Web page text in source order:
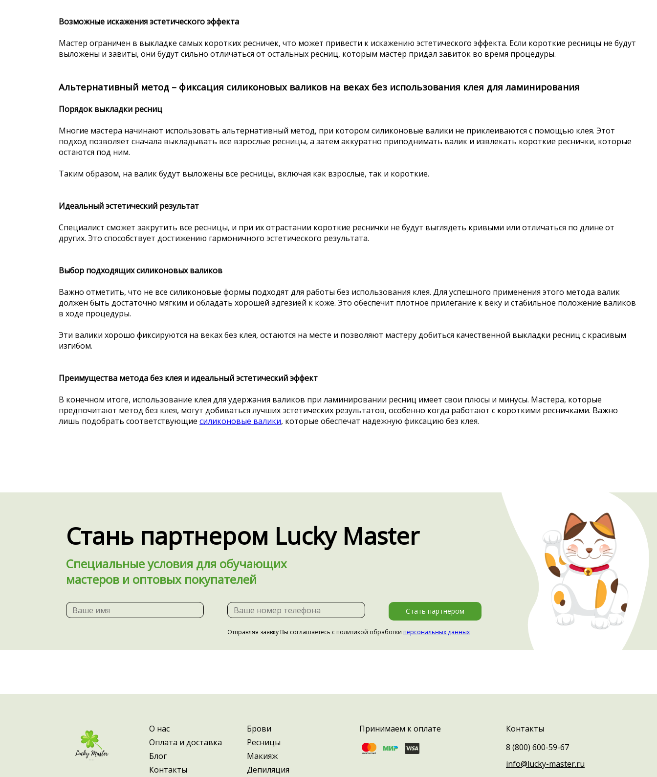
Возможные искажения эстетического эффекта
Мастер ограничен в выкладке самых коротких ресничек, что может привести к искажению эстетического эффекта. Если короткие ресницы не будут
выложены и завиты, они будут сильно отличаться от остальных ресниц, которым мастер придал завиток во время процедуры.
Альтернативный метод – фиксация силиконовых валиков на веках без использования клея для ламинирования
Порядок выкладки ресниц
Многие мастера начинают использовать альтернативный метод, при котором силиконовые валики не приклеиваются с помощью клея. Этот
подход позволяет сначала выкладывать все взрослые ресницы, а затем аккуратно приподнимать валик и извлекать короткие реснички, которые
остаются под ним.
Таким образом, на валик будут выложены все ресницы, включая как взрослые, так и короткие.
Идеальный эстетический результат
Специалист сможет закрутить все ресницы, и при их отрастании короткие реснички не будут выглядеть кривыми или отличаться по длине от
других. Это способствует достижению гармоничного эстетического результата.
Выбор подходящих силиконовых валиков
Важно отметить, что не все силиконовые формы подходят для работы без использования клея. Для успешного применения этого метода валик
должен быть достаточно мягким и обладать хорошей адгезией к коже. Это обеспечит плотное прилегание к веку и стабильное положение валиков
в ходе процедуры.
Эти валики хорошо фиксируются на веках без клея, остаются на месте и позволяют мастеру добиться качественной выкладки ресниц с красивым
изгибом.
Преимущества метода без клея и идеальный эстетический эффект
В конечном итоге, использование клея для удержания валиков при ламинировании ресниц имеет свои плюсы и минусы. Мастера, которые
предпочитают метод без клея, могут добиваться лучших эстетических результатов, особенно когда работают с короткими ресничками. Важно
лишь подобрать соответствующие силиконовые валики, которые обеспечат надежную фиксацию без клея.
Стань партнером Lucky Master
Специальные условия для обучающих
мастеров и оптовых покупателей
Стать партнером
Отправляя заявку Вы соглашаетесь с политикой обработки персональных данных
О нас
Оплата и доставка
Блог
Контакты
Брови
Ресницы
Макияж
Депиляция
Принимаем к оплате
Контакты
8 (800) 600-59-67
info@lucky-master.ru